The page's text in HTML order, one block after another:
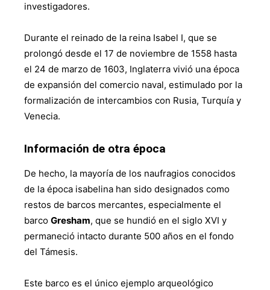
investigadores.
Durante el reinado de la reina Isabel I, que se
prolongó desde el 17 de noviembre de 1558 hasta
el 24 de marzo de 1603, Inglaterra vivió una época
de expansión del comercio naval, estimulado por la
formalización de intercambios con Rusia, Turquía y
Venecia.
Información de otra época
De hecho, la mayoría de los naufragios conocidos
de la época isabelina han sido designados como
restos de barcos mercantes, especialmente el
barco Gresham, que se hundió en el siglo XVI y
permaneció intacto durante 500 años en el fondo
del Támesis.
Este barco es el único ejemplo arqueológico